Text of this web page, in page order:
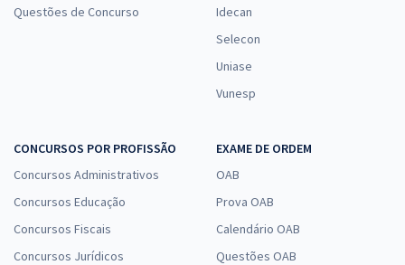
Questões de Concurso
Idecan
Selecon
Uniase
Vunesp
CONCURSOS POR PROFISSÃO
Concursos Administrativos
Concursos Educação
Concursos Fiscais
Concursos Jurídicos
EXAME DE ORDEM
OAB
Prova OAB
Calendário OAB
Questões OAB